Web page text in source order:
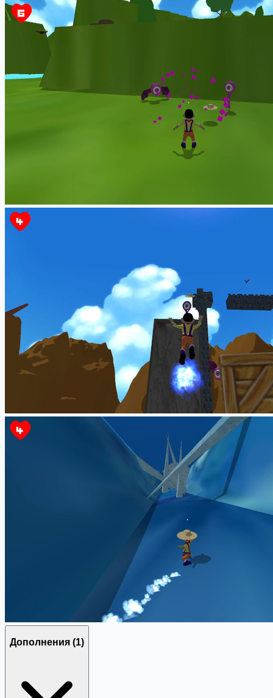
Дополнения (1)